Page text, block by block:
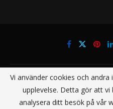
Vi använder cookies och
upplevelse. Detta gör att
analysera ditt besök på vår